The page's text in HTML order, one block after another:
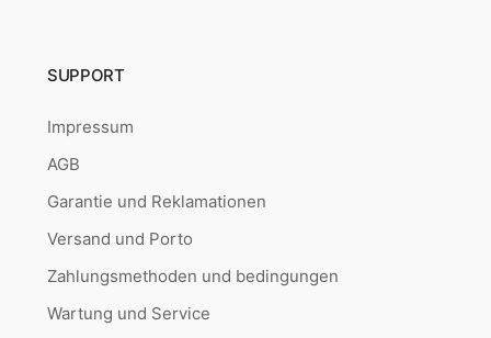
SUPPORT
Impressum
AGB
Garantie und Reklamationen
Versand und Porto
Zahlungsmethoden und bedingungen
Wartung und Service